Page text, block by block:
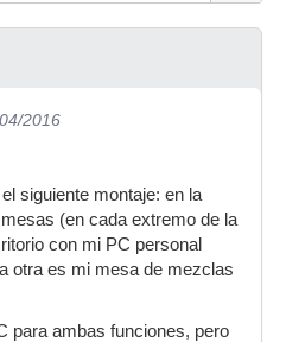
2016
siguiente montaje: en la
(en cada extremo de la
con mi PC personal
otra es mi mesa de mezclas
para ambas funciones, pero